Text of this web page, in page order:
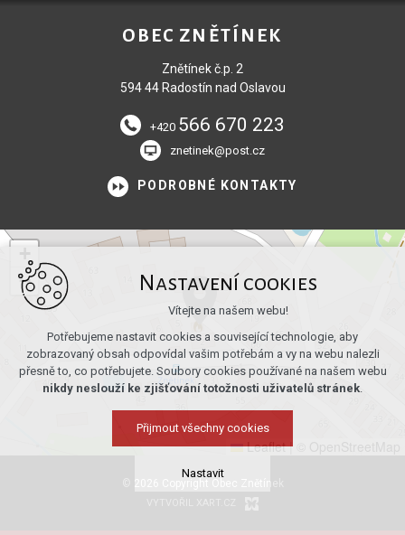
OBEC ZNĚTÍNEK
Znětínek č.p. 2
594 44 Radostín nad Oslavou
+420 566 670 223
znetinek@post.cz
PODROBNÉ KONTAKTY
−
Leaflet |
Nastavení cookies
Vítejte na našem webu!
Potřebujeme nastavit cookies a související technologie, aby
zobrazovaný obsah odpovídal vašim potřebám a vy na webu nalezli
přesně to, co potřebujete. Soubory cookies používané na našem webu
nikdy neslouží ke zjišťování totožnosti uživatelů stránek.
Přijmout všechny cookies
Nastavit